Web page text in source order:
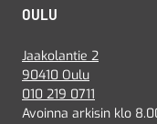
OULU
Jaakolantie 2
90410 Oulu
010 219 0711
Avoinna arkisin klo